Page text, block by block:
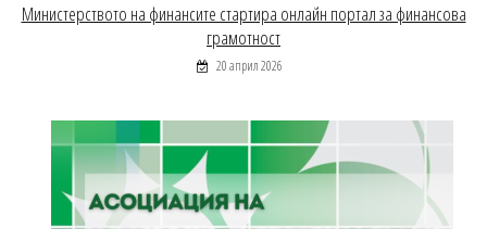
Министерството на финансите стартира онлайн портал за финансова
грамотност
20 април 2026